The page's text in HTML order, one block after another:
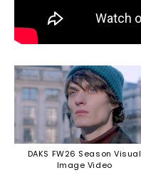
DAKS FW26 Season Visual
Image Video